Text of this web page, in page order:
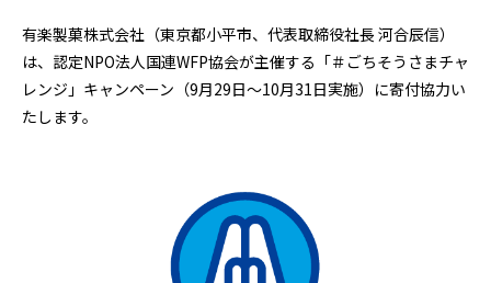
有楽製菓株式会社（東京都小平市、代表取締役社長 河合辰信）
は、認定NPO法人国連WFP協会が主催する「＃ごちそうさまチャ
レンジ」キャンペーン（9月29日～10月31日実施）に寄付協力い
たします。